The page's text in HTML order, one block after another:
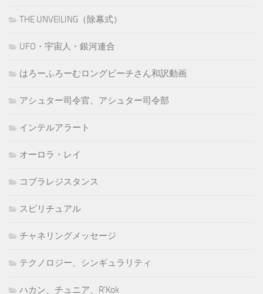
THE UNVEILING（除幕式）
UFO・宇宙人・銀河連合
はろーふろーむロングビーチさん和訳動画
アシュター司令官、アシュター司令部
インテルアラート
オーロラ・レイ
コブラレジスタンス
スピリチュアル
チャネリングメッセージ
テクノロジー、シンギュラリティ
ハカン、チュニア、R'Kok